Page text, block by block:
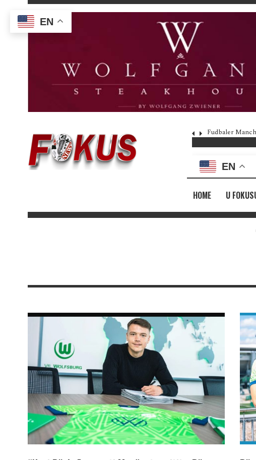
Fudbaler
EN
HOME U
EN